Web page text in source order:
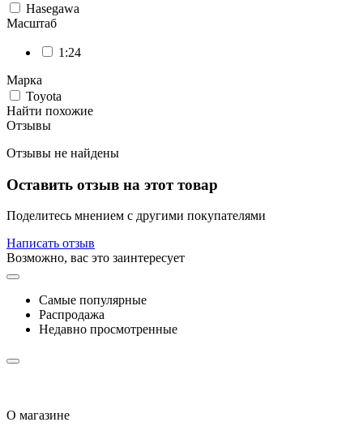
Hasegawa
Масштаб
1:24
Марка
Toyota
Найти похожие
Отзывы
Отзывы не найдены
Оставить отзыв на этот товар
Поделитесь мнением с другими покупателями
Написать отзыв
Возможно, вас это заинтересует
Самые популярные
Распродажа
Недавно просмотренные
О магазине